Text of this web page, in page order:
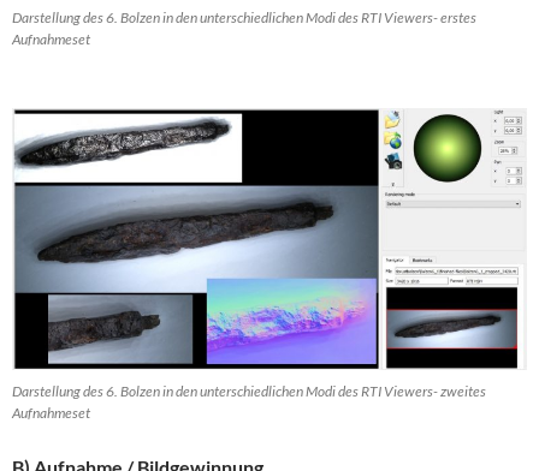
Darstellung des 6. Bolzen in den unterschiedlichen Modi des RTI Viewers- erstes
Aufnahmeset
Darstellung des 6. Bolzen in den unterschiedlichen Modi des RTI Viewers- zweites
Aufnahmeset